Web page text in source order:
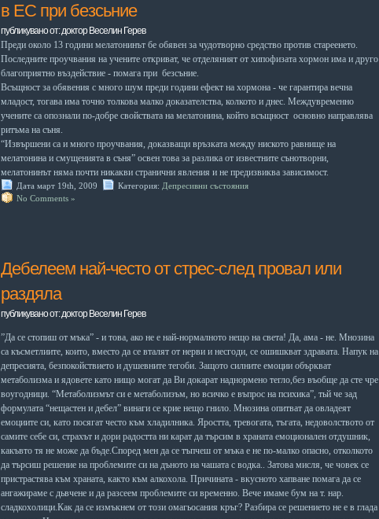
в ЕС при безсьние
публикувано от: доктор Веселин Герев
Преди около 13 години мелатонинът бе обявен за чудотворно средство против стареенето.
Последните проучвания на учените откриват, че отделяният от хипофизата хормон има и друго
благоприятно въздействие - помага при безсъние.
Всъщност за обявения с много шум преди години ефект на хормона - че гарантира вечна
младост, тогава има точно толкова малко доказателства, колкото и днес. Междувременно
учените са опознали по-добре свойствата на мелатонина, който всъщност основно направлява
ритъма на съня.
“Извършени са и много проучвания, доказващи връзката между ниското равнище на
мелатонина и смущенията в съня” освен това за разлика от известните сънотворни,
мелатонинът няма почти никакви странични явления и не предизвиква зависимост.
Дата март 19th, 2009 Категория: Депресивни състояния
No Comments »
Дебелеем най-често от стрес-след провал или
раздяла
публикувано от: доктор Веселин Герев
”Да се стопиш от мъ­ка” - и това, ако не е най-нормалното нещо на света! Да, ама - не. Мнозина
са късметлии­те, които, вместо да се вталят от нерви и несго­ди, се ошишкват здрава­та. Напук на
депресията, безпокойствието и ду­шевните тегоби. Защото силните емоции объркват
метаболизма и ядовете като нищо могат да Ви дока­рат наднормено тегло,без въобще да сте чре­
воугодници. “Метаболизмът си е метаболизъм, но всичко е въпрос на психика”, тьй че зад
формулата “нещас­тен и дебел” винаги се крие нещо гнило. Мно­зина опитват да овладе­ят
емоциите си, като по­сягат често към хладил­ника. Яростта, тревогата, тъгата, недо­волството от
самите се­бе си, страхът и дори ра­достта ни карат да тър­сим в храната емоциона­лен отдушник,
какъвто тя не може да бъде.Според мен да се тъпчеш от мъ­ка е не по-малко опасно, отколкото
да търсиш ре­шение на проблемите си на дъното на чашата с водка.. Затова мисля, че човек се
прист­растява към храната, ка­кто към алкохола. Причината - вкусното хапване помага да се
ангажираме с дьвчене и да разсеем проблемите си временно. Ве­че имаме бум на т. нар.
сладкохолици.Как да се измъкнем от този омагьосания кръг? Разбира се решението не е в глада